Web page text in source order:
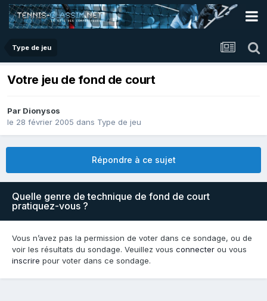
Type de jeu
Votre jeu de fond de court
Par Dionysos
le 28 février 2005 dans Type de jeu
Répondre à ce sujet
Quelle genre de technique de fond de court
pratiquez-vous ?
Vous n’avez pas la permission de voter dans ce sondage, ou de
voir les résultats du sondage. Veuillez vous connecter ou vous
inscrire pour voter dans ce sondage.